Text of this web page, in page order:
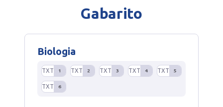
Gabarito
Biologia
TXT 1 TXT 2 TXT 3 TXT 4 TXT 5
TXT 6